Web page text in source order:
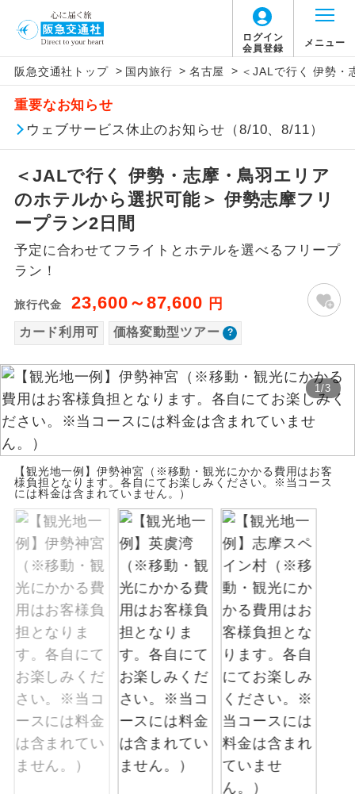
ログイン
会員登録
メニュー
阪急交通社トップ > 国内旅行 > 名古屋 > ＜JALで行く 伊勢・
重要なお知らせ
ウェブサービス休止のお知らせ（8/10、8/11）
＜JALで行く 伊勢・志摩・鳥羽エリア
のホテルから選択可能＞ 伊勢志摩フリ
ープラン2日間
予定に合わせてフライトとホテルを選べるフリープ
ラン！
旅行代金 23,600～87,600 円
カード利用可 価格変動型ツアー
1/3
【観光地一例】伊勢神宮（※移動・観光にかかる費用はお客
様負担となります。各自にてお楽しみください。※当コース
には料金は含まれていません。）
アイコン 説明
添乗員同行
往路出発空港（駅）から復路到着空港
（駅）まで同行します。
現地添乗員同
現地到着空港（駅）から最終日出発空港
（駅）まで添乗員が同行します。
バスガイド乗
務
バスガイドが乗務し、車内での観光案内
があります。
世界遺産
ユネスコに登録されている文化遺産や自
然遺産を訪ねるコースです。
絶景 絶景スポットに立ち寄るコースです。
温泉 温泉地にも宿泊するコースです。
露天風呂
ご宿泊ホテルに露天風呂が付いていま
す。
大浴場 ご宿泊ホテルに大浴場が付いています。
全食事付き
全てのお食事が付いていますので、お食
事の心配はいりません。（機内食を除
く）
お部屋食
お部屋にてゆっくりとお召し上がりいた
だけます。
トラベルイヤ
ホン
周りの音を気にせず、ガイドさんの説明
をじっくり聞くことができます。
1名様催行
1名様から出発可能な個人型プランで
す。
2名様から出発可能な個人型プランで
「価格変動型ツアー」に関するご案内
価格変動型ツアーとは
賃」を利用したツアーです。
お申し込み時期・ご利用便の空席状況に
よって料金が変動いたします。
以下の注意事項をあらかじめご了承いただき
ますようお願いいたします。
お支払いについて
お支払いは、クレジットカード決済のみとな
ります。
お申し込みの最後にクレジットカード決済を
していただき、決済手続き完了をもちまし
て、ご旅行の契約が成立となります。
ご予約方法について
ウェブ限定コースとなりますので、コールセ
ンター及びカウンターでのお申し込みはでき
ません。